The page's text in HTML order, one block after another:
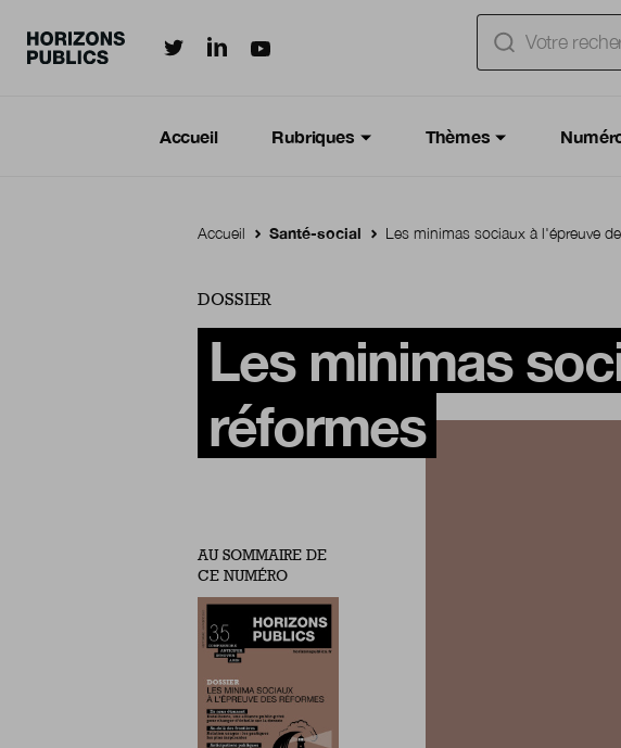
Horizonspublics.fr sur Twitter
Horizonspublics.fr sur LinkedIn
Horizonspublics.fr sur Youtube
Navigation Principale
Accueil Rubriques Thèmes
Accueil Santé-social Les minimas sociaux à l'épreuve
DOSSIER
Les minimas
réformes
AU SOMMAIRE DE
CE NUMÉRO